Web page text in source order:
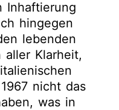
Inhaftierung
hingegen
lebenden
Klarheit,
nicht das
was in